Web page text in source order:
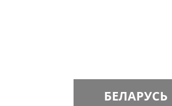
БЕЛАРУСЬ